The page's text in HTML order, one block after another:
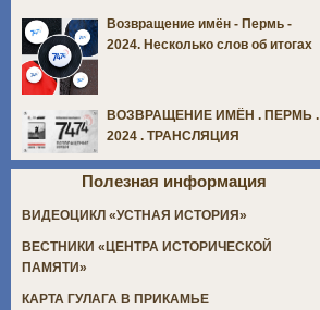
Возвращение имён - Пермь -
2024. Несколько слов об итогах
ВОЗВРАЩЕНИЕ ИМЁН . ПЕРМЬ .
2024 . ТРАНСЛЯЦИЯ
Полезная информация
ВИДЕОЦИКЛ «УСТНАЯ ИСТОРИЯ»
ВЕСТНИКИ «ЦЕНТРА ИСТОРИЧЕСКОЙ
ПАМЯТИ»
КАРТА ГУЛАГА В ПРИКАМЬЕ